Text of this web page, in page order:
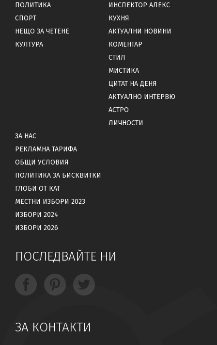
ПОЛИТИКА
СПОРТ
НЕЩО ЗА ЧЕТЕНЕ
КУЛТУРА
ИНСПЕКТОР АЛЕКС
КУХНЯ
АКТУАЛНИ НОВИНИ
КОМЕНТАР
СТИЛ
МИСТИКА
ЦИТАТ НА ДЕНЯ
АКТУАЛНО ИНТЕРВЮ
АСТРО
ЛИЧНОСТИ
ЗА НАС
РЕКЛАМНА ТАРИФА
ОБЩИ УСЛОВИЯ
ПОЛИТИКА ЗА БИСКВИТКИ
ГЛОБИ ОТ КАТ
МЕСТНИ ИЗБОРИ 2023
ИЗБОРИ 2024
ИЗБОРИ 2026
ПОСЛЕДВАЙТЕ НИ
ЗА КОНТАКТИ